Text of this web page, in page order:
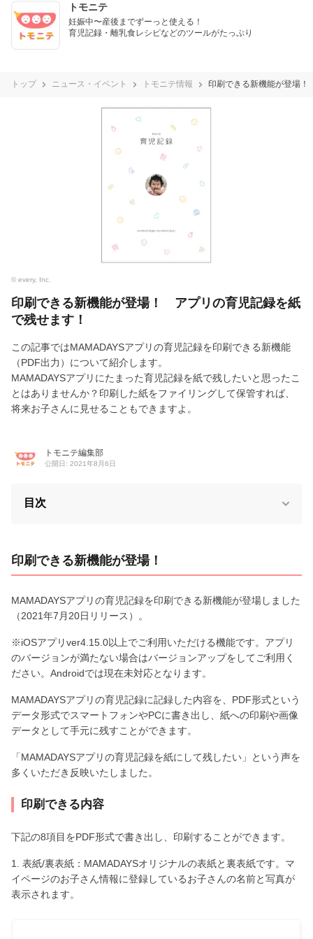
トモニテ
妊娠中〜産後までずーっと使える！
育児記録・離乳食レシピなどのツールがたっぷり
トップ ニュース・イベント トモニテ情報 印刷できる新機能が登場
© every, Inc.
印刷できる新機能が登場！ アプリの育児記録を紙
で残せます！
この記事ではMAMADAYSアプリの育児記録を印刷できる新機能
（PDF出力）について紹介します。
MAMADAYSアプリにたまった育児記録を紙で残したいと思ったこ
とはありませんか？印刷した紙をファイリングして保管すれば、
将来お子さんに見せることもできますよ。
トモニテ編集部
公開日: 2021年8月6日
目次
印刷できる新機能が登場！
MAMADAYSアプリの育児記録を印刷できる新機能が登場しました
（2021年7月20日リリース）。
※iOSアプリver4.15.0以上でご利用いただける機能です。アプリ
のバージョンが満たない場合はバージョンアップをしてご利用く
ださい。Androidでは現在未対応となります。
MAMADAYSアプリの育児記録に記録した内容を、PDF形式という
データ形式でスマートフォンやPCに書き出し、紙への印刷や画像
データとして手元に残すことができます。
「MAMADAYSアプリの育児記録を紙にして残したい」という声を
多くいただき反映いたしました。
印刷できる内容
下記の8項目をPDF形式で書き出し、印刷することができます。
1. 表紙/裏表紙：MAMADAYSオリジナルの表紙と裏表紙です。マ
イページのお子さん情報に登録しているお子さんの名前と写真が
表示されます。